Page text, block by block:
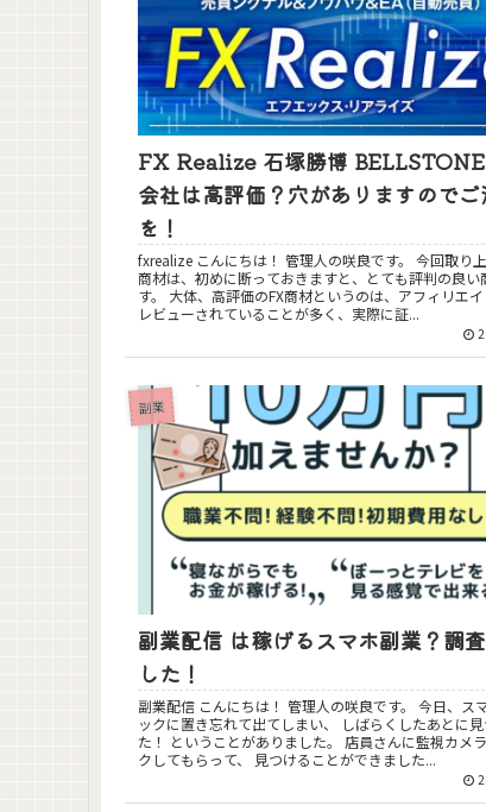
FX Realize 石塚勝博
会社は高評価？穴がありますので
を！
fxrealize こんにちは！ 管理人の咲良です。 今回取り上げるFX
商材は、初めに断っておきますと、とても評判の良い
す。 大体、高評価のFX商材というのは、アフィリエイト目的で
レビューされていることが多く、実際に証...
副業
副業配信 は稼げるスマホ副業？調
した！
副業配信 こんにちは！ 管理人の咲良です。 今日、スマホをマ
ックに置き忘れて出てしまい、 しばらくしたあとに見
た！ ということがありました。 店員さんに監視カメラでチェッ
クしてもらって、 見つけることができました...